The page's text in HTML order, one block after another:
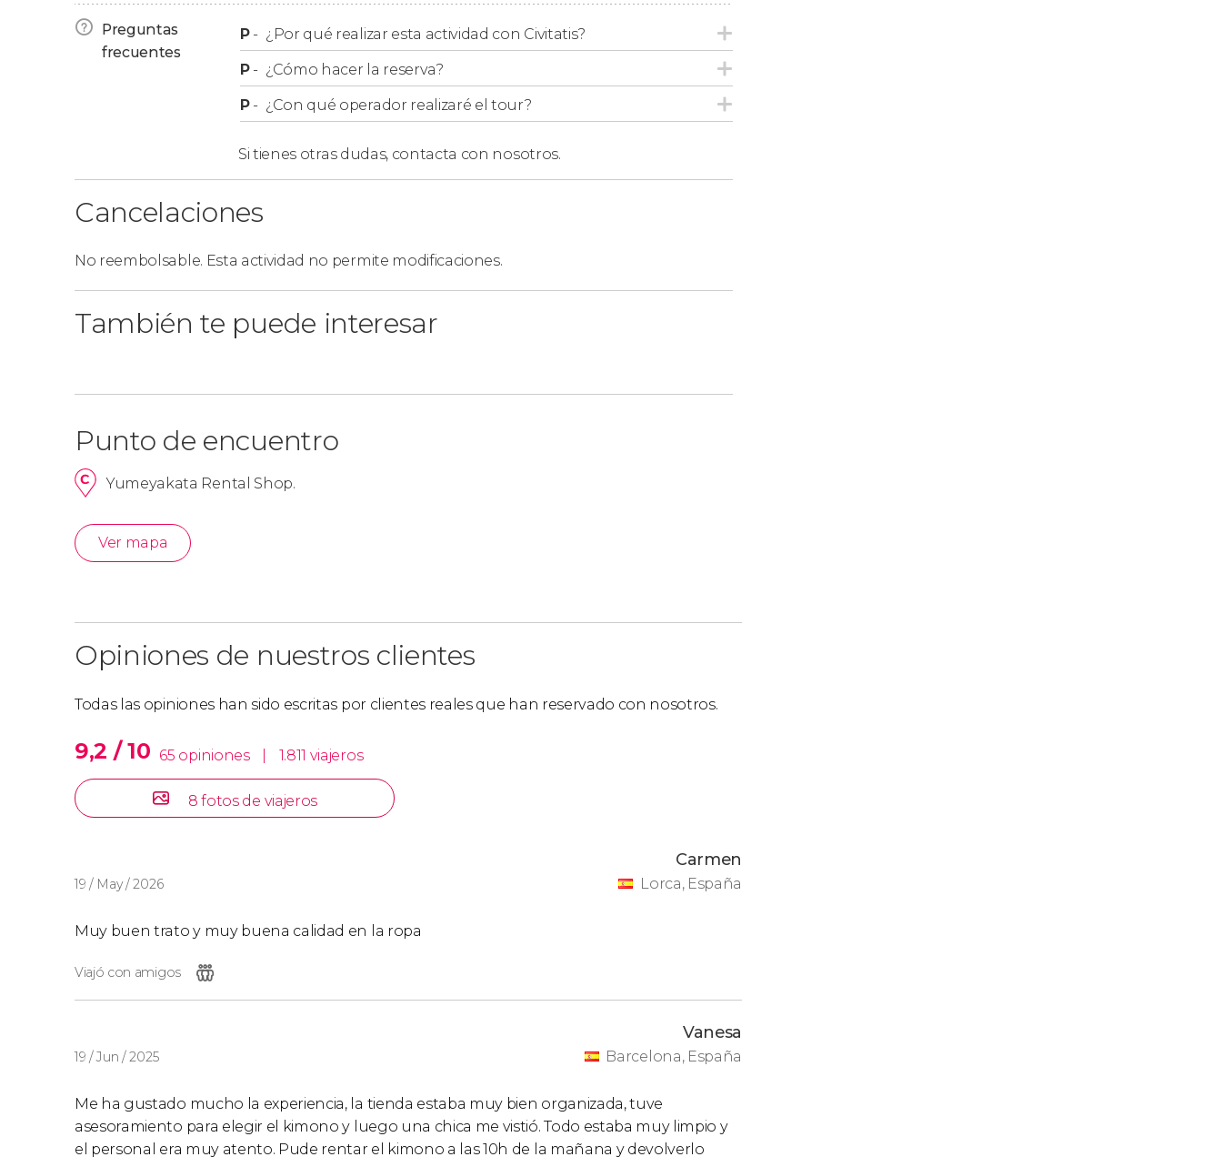
Por tanto, si recogéis el kimono a primera hora y lo entregáis al cierre, el tiempo máximo de
alquiler será de 7,5 horas. Si acudís más tarde a la tienda, la duración del alquiler será más
corta.
No están permitidas las devoluciones a partir de las 17:30 horas. Tampoco podréis entregar
el kimono al día siguiente.
Preguntas
frecuentes
P- ¿Por qué realizar esta actividad con Civitatis?
P- ¿Cómo hacer la reserva?
P- ¿Con qué operador realizaré el tour?
Si tienes otras dudas, contacta con nosotros.
Cancelaciones
No reembolsable. Esta actividad no permite modificaciones.
También te puede interesar
Punto de encuentro
Yumeyakata Rental Shop.
Ver mapa
Opiniones de nuestros clientes
Todas las opiniones han sido escritas por clientes reales que han reservado con nosotros.
9,2 / 10 65 opiniones 1.811 viajeros
8 fotos de viajeros
19 / May / 2026
Carmen
Lorca, España
Muy buen trato y muy buena calidad en la ropa
Viajó con amigos
19 / Jun / 2025
Vanesa
Barcelona, España
Me ha gustado mucho la experiencia, la tienda estaba muy bien organizada, tuve
asesoramiento para elegir el kimono y luego una chica me vistió. Todo estaba muy limpio y
el personal era muy atento. Pude rentar el kimono a las 10h de la mañana y devolverlo